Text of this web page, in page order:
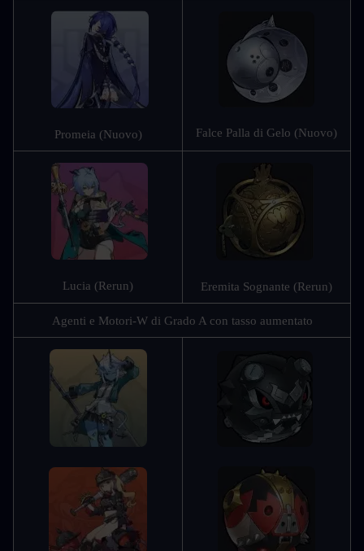
Promeia (Nuovo) Falce Palla di Gelo (Nuovo)
Lucia (Rerun) Eremita Sognante (Rerun)
Agenti e Motori-W di Grado A con tasso aumentato